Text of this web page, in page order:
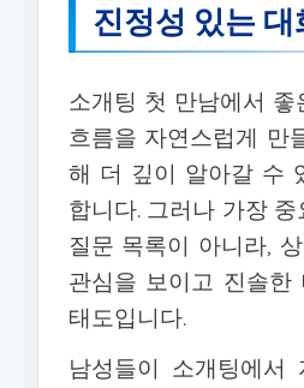
진정성 있는 대
소개팅 첫 만남에서 좋
흐름을 자연스럽게 만
해 더 깊이 알아갈 수
합니다. 그러나 가장
질문 목록이 아니라,
관심을 보이고 진솔한
태도입니다.
남성들이 소개팅에서